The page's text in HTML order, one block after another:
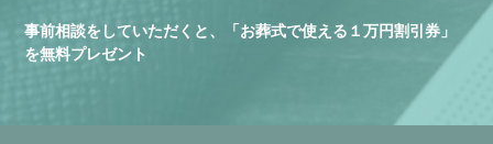
事前相談をしていただくと、「お葬式で使える１万円割引券」
を無料プレゼント